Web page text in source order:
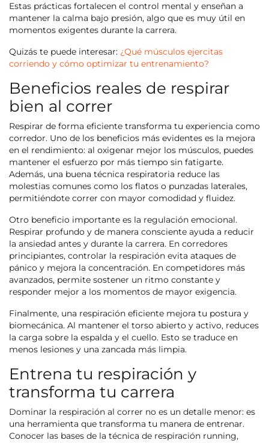
Estas prácticas fortalecen el control mental y enseñan a
mantener la calma bajo presión, algo que es muy útil en
momentos exigentes durante la carrera.
Quizás te puede interesar: ¿Qué músculos ejercitas
corriendo y cómo optimizar tu entrenamiento?
Beneficios reales de respirar
bien al correr
Respirar de forma eficiente transforma tu experiencia como
corredor. Uno de los beneficios más evidentes es la mejora
en el rendimiento: al oxigenar mejor los músculos, puedes
mantener el esfuerzo por más tiempo sin fatigarte.
Además, una buena técnica respiratoria reduce las
molestias comunes como los flatos o punzadas laterales,
permitiéndote correr con mayor comodidad y fluidez.
Otro beneficio importante es la regulación emocional.
Respirar profundo y de manera consciente ayuda a reducir
la ansiedad antes y durante la carrera. En corredores
principiantes, controlar la respiración evita ataques de
pánico y mejora la concentración. En competidores más
avanzados, permite sostener un ritmo constante y
responder mejor a los momentos de mayor exigencia.
Finalmente, una respiración eficiente mejora tu postura y
biomecánica. Al mantener el torso abierto y activo, reduces
la carga sobre la espalda y el cuello. Esto se traduce en
menos lesiones y una zancada más limpia.
Entrena tu respiración y
transforma tu carrera
Dominar la respiración al correr no es un detalle menor: es
una herramienta que transforma tu manera de entrenar.
Conocer las bases de la técnica de respiración running,